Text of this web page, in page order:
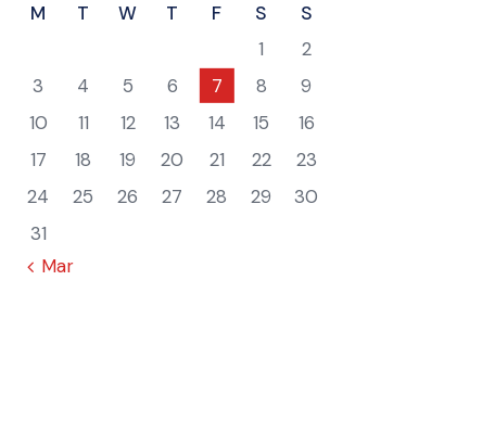
M
T W T F S
S
1
2
3
4 5 6 7 8
9
10
11 12 13 14 15
16
17
18 19 20 21 22
23
24
25 26 27 28 29
30
31
« Mar